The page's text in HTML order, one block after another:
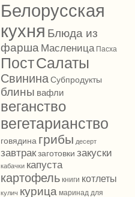
Белорусская
кухня Блюда из
фарша Масленица Пасха
ПостСалаты
СвининаСубпродукты
блины вафли
веганство
вегетарианство
говядина грибы десерт
завтрак заготовки закуски
кабачки капуста
картофель книги котлеты
кулич курица маринад для